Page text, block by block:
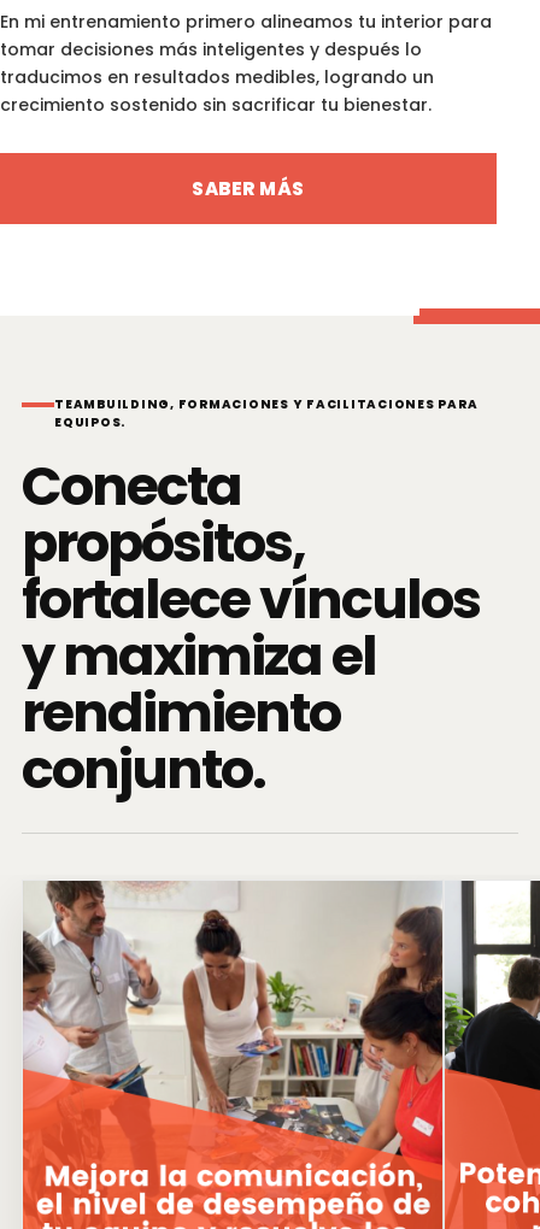
En mi entrenamiento primero alineamos tu interior para
tomar decisiones más inteligentes y después lo
traducimos en resultados medibles, logrando un
crecimiento sostenido sin sacrificar tu bienestar.
SABER MÁS
TEAMBUILDING, FORMACIONES Y FACILITACIONES PARA
EQUIPOS.
Conecta
propósitos,
fortalece vínculos
y maximiza el
rendimiento
conjunto.